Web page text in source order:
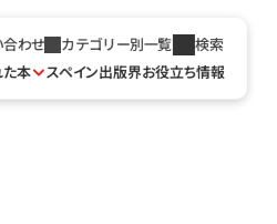
わせ カテゴリー別一覧
検索
本 スペイン出版界お役立ち情報